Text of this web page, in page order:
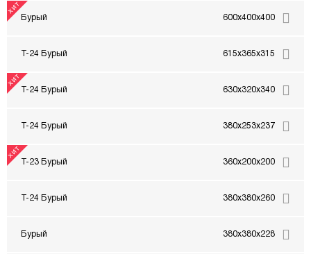
Бурый 600x400x400
Т-24 Бурый 615x365x315
Т-24 Бурый 630x320x340
Т-24 Бурый 380x253x237
Т-23 Бурый 360x200x200
Т-24 Бурый 380x380x260
Бурый 380x380x228